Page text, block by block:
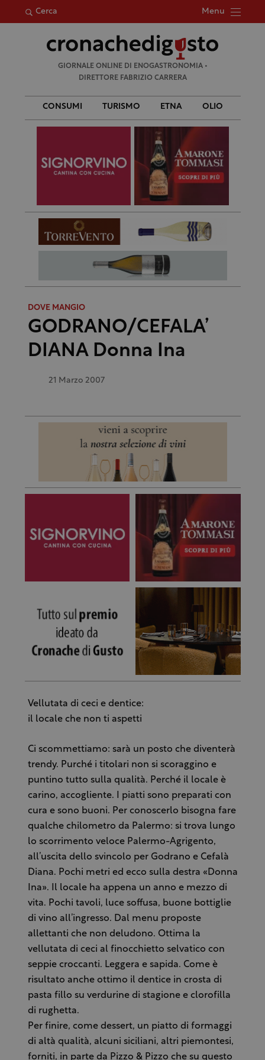
Cerca Menu
per:
GIORNALE ONLINE DI ENOGASTRONOMIA •
DIRETTORE FABRIZIO CARRERA
CONSUMI TURISMO ETNA OLIO
DOVE MANGIO
GODRANO/CEFALA’
DIANA Donna Ina
21 Marzo 2007
Vellutata di ceci e dentice:
il locale che non ti aspetti
Ci scommettiamo: sarà un posto che diventerà
trendy. Purché i titolari non si scoraggino e
puntino tutto sulla qualità. Perché il locale è
carino, accogliente. I piatti sono preparati con
cura e sono buoni. Per conoscerlo bisogna fare
qualche chilometro da Palermo: si trova lungo
lo scorrimento veloce Palermo-Agrigento,
all’uscita dello svincolo per Godrano e Cefalà
Diana. Pochi metri ed ecco sulla destra «Donna
Ina». Il locale ha appena un anno e mezzo di
vita. Pochi tavoli, luce soffusa, buone bottiglie
di vino all’ingresso. Dal menu proposte
allettanti che non deludono. Ottima la
vellutata di ceci al finocchietto selvatico con
seppie croccanti. Leggera e sapida. Come è
risultato anche ottimo il dentice in crosta di
pasta fillo su verdurine di stagione e clorofilla
di rughetta.
Per finire, come dessert, un piatto di formaggi
di altà qualità, alcuni siciliani, altri piemontesi,
forniti, in parte da Pizzo & Pizzo che su questo